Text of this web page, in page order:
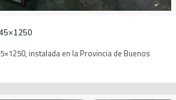
instalada en la Provincia de Buenos